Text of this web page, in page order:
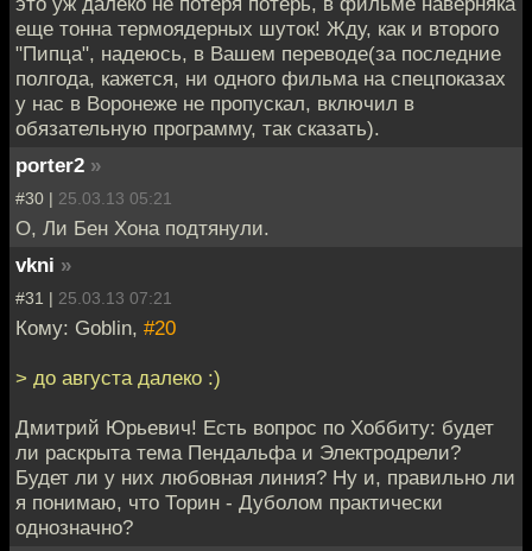
еще тонна термоядерных шуток! Жду, как и второго
"Пипца", надеюсь, в Вашем переводе(за последние
полгода, кажется, ни одного фильма на спецпоказах
у нас в Воронеже не пропускал, включил в
обязательную программу, так сказать).
porter2 »
#30 | 25.03.13 05:21
О, Ли Бен Хона подтянули.
vkni »
#31 | 25.03.13 07:21
Кому: Goblin, #20
> до августа далеко :)
Дмитрий Юрьевич! Есть вопрос по Хоббиту: будет
ли раскрыта тема Пендальфа и Электродрели?
Будет ли у них любовная линия? Ну и, правильно ли
я понимаю, что Торин - Дуболом практически
однозначно?